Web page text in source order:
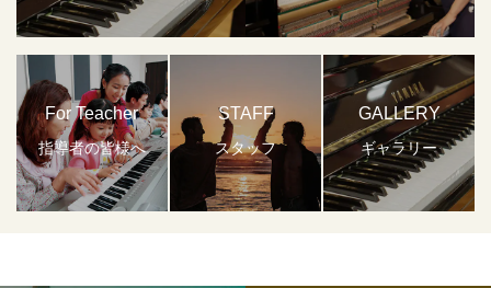
For Teacher
指導者の皆様へ
STAFF
スタッフ
GALLERY
ギャラリー